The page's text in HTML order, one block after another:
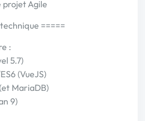
projet Agile
=====
:
5.7)
(VueJS)
MariaDB)
9)